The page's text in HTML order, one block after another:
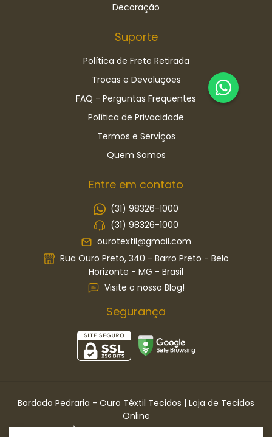
Decoração
Suporte
Política de Frete Retirada
Trocas e Devoluções
FAQ - Perguntas Frequentes
Política de Privacidade
Termos e Serviços
Quem Somos
Entre em contato
(31) 98326-1000
(31) 98326-1000
ourotextil@gmail.com
Rua Ouro Preto, 340 - Barro Preto - Belo
Horizonte - MG - Brasil
Visite o nosso Blog!
Segurança
Bordado Pedraria - Ouro Têxtil Tecidos | Loja de Tecidos
Online